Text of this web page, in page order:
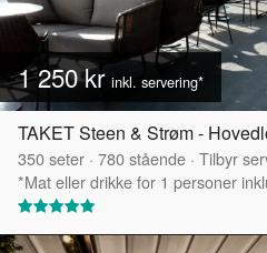
1 250 kr inkl. servering*
TAKET Steen & Strøm -
350seter · 780stående · Tilbyr
*Mat eller drikke for 1 personer